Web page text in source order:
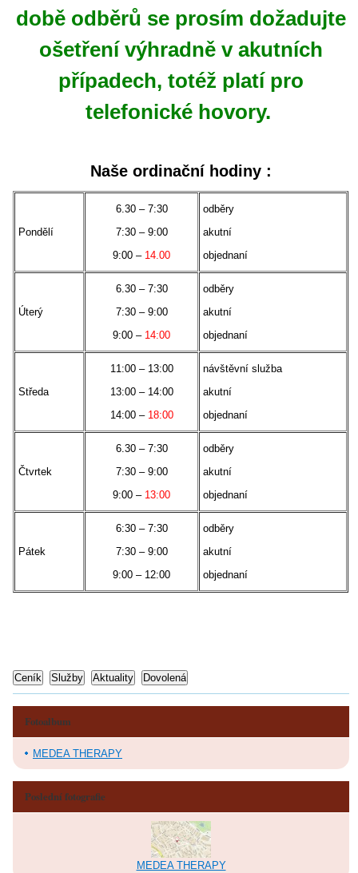
době odběrů se prosím dožadujte
ošetření výhradně v akutních
případech, totéž platí pro
telefonické hovory.
Naše ordinační hodiny :
Pondělí
6.30 – 7:30
7:30 – 9:00
9:00 – 14.00
odběry
akutní
objednaní
Úterý
6.30 – 7:30
7:30 – 9:00
9:00 – 14:00
odběry
akutní
objednaní
Středa
11:00 – 13:00
13:00 – 14:00
14:00 –18:00
návštěvní služba
akutní
objednaní
Čtvrtek
6.30 – 7:30
7:30 – 9:00
9:00 – 13:00
odběry
akutní
objednaní
Pátek
6:30 – 7:30
7:30 – 9:00
9:00 – 12:00
odběry
akutní
objednaní
Fotoalbum
MEDEA THERAPY
Poslední fotografie
MEDEA THERAPY